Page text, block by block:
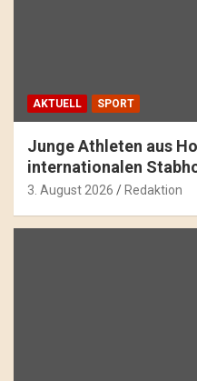
AKTUELL SPORT
Junge Athleten aus
internationalen
3. August 2026 Redaktion